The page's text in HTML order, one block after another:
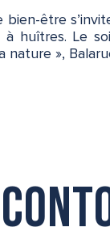
bien-être
huîtres. Le
nature »,